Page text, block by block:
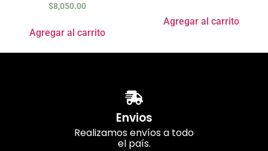
$8,050.00
Agregar al carrito
Agregar al carrito
Envios
Realizamos envíos a todo
el país.